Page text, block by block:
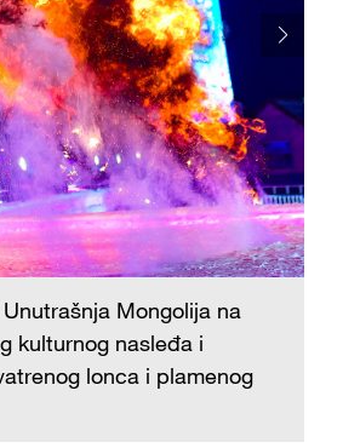
Mongolija na
kulturnog nasleđa i
lonca i plamenog